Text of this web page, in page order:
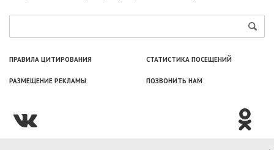
ПРАВИЛА ЦИТИРОВАНИЯ СТАТИСТИКА ПОСЕЩЕНИЙ
РАЗМЕЩЕНИЕ РЕКЛАМЫ ПОЗВОНИТЬ НАМ